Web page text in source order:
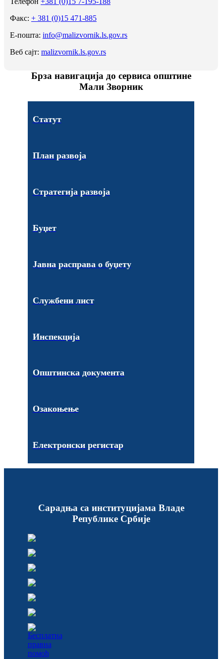
Факс: + 381 (0)15 471-885
Е-пошта: info@malizvornik.ls.gov.rs
Веб сајт: malizvornik.ls.gov.rs
Брза навигација до сервиса општине
Мали Зворник
Статут
План развоја
Стратегија развоја
Буџет
Јавна расправа о буџету
Службени лист
Инспекција
Општинска документа
Озакоњење
Електронски регистар
Сарадња са институцијама Владе
Републике Србије